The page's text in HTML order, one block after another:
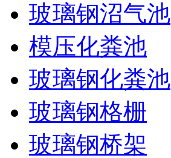
玻璃钢沼气池
模压化粪池
玻璃钢化粪池
玻璃钢格栅
玻璃钢桥架